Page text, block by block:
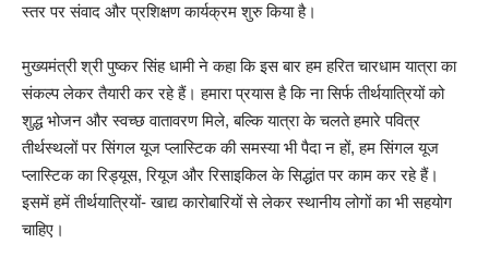
स्तर पर संवाद और प्रशिक्षण कार्यक्रम शुरु किया है।
मुख्यमंत्री श्री पुष्कर सिंह धामी ने कहा कि इस बार हम हरित चारधाम यात्रा का
संकल्प लेकर तैयारी कर रहे हैं। हमारा प्रयास है कि ना सिर्फ तीर्थयात्रियों को
शुद्ध भोजन और स्वच्छ वातावरण मिले, बल्कि यात्रा के चलते हमारे पवित्र
तीर्थस्थलों पर सिंगल यूज प्लास्टिक की समस्या भी पैदा न हों, हम सिंगल यूज
प्लास्टिक का रिड्यूस, रियूज और रिसाइकिल के सिद्धांत पर काम कर रहे हैं।
इसमें हमें तीर्थयात्रियों- खाद्य कारोबारियों से लेकर स्थानीय लोगों का भी सहयोग
चाहिए।